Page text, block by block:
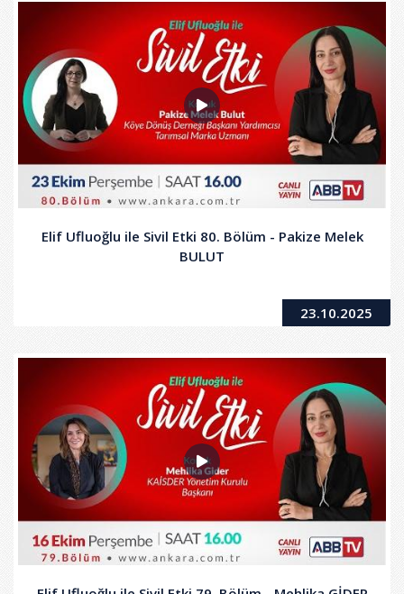
Elif Ufluoğlu ile Sivil Etki 80. Bölüm - Pakize Melek
BULUT
23.10.2025